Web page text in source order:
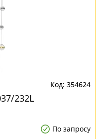
354624
232L
По запросу